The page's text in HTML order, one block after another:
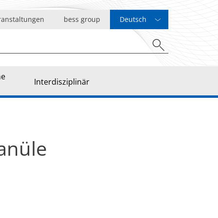
Interdisziplinär
bess group Deutsch